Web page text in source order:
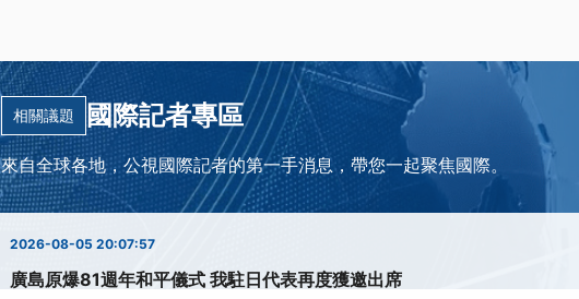
相關議題 國際記者專區
來自全球各地，公視國際記者的第一手消息，帶您一起聚焦國際。
2026-08-05 20:07:57
廣島原爆81週年和平儀式 我駐日代表再度獲邀出席